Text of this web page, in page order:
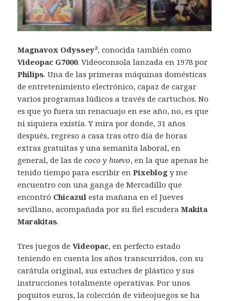
Magnavox Odyssey², conocida también como
Videopac G7000. Videoconsola lanzada en 1978 por
Philips. Una de las primeras máquinas domésticas
de entretenimiento electrónico, capaz de cargar
varios programas lúdicos a través de cartuchos. No
es que yo fuera un renacuajo en ese año, no, es que
ni siquiera existía. Y mira por donde, 31 años
después, regreso a casa tras otro día de horas
extras gratuitas y una semanita laboral, en
general, de las decoco y huevo, en la que apenas he
tenido tiempo para escribir enPixeblog y me
encuentro con una ganga de Mercadillo que
encontró Chicazul esta mañana en el Jueves
sevillano, acompañada por su fiel escuderaMakita
Marakitas.
Tres juegos deVideopac, en perfecto estado
teniendo en cuenta los años transcurridos, con su
carátula original, sus estuches de plástico y sus
instrucciones totalmente operativas. Por unos
poquitos euros, la colección de videojuegos se ha